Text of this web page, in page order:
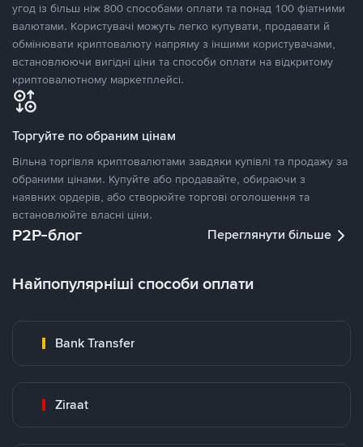
угод із більш ніж 800 способами оплати та понад 100 фіатними
валютами. Користувачі можуть легко купувати, продавати й
обмінювати криптовалюту напряму з іншими користувачами,
встановлюючи вигідні ціни та способи оплати на відкритому
криптовалютному маркетплейсі.
Торгуйте по обраним цінам
Вільна торгівля криптовалютами завдяки купівлі та продажу за
обраними цінами. Купуйте або продавайте, обираючи з
наявних ордерів, або створюйте торгові оголошення та
встановлюйте власні ціни.
P2P-блог Переглянути більше
Найпопулярніші способи оплати
Bank Transfer
Ziraat